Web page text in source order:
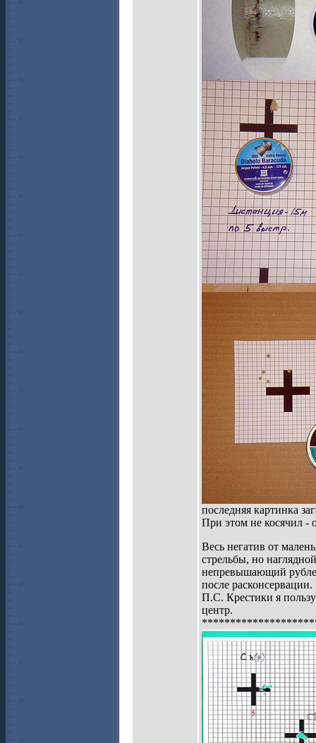
последняя картинка
При этом не косячил -
Весь негатив от
стрельбы, но
непревышающий
после расконсервации.
П.С. Крестики я
центр.